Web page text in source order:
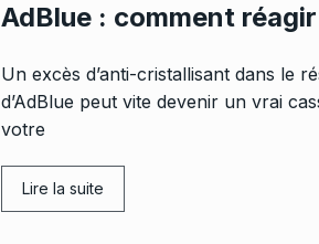
AdBlue : comment
Un excès d’anti-cristallisant dans le
d’AdBlue peut vite devenir un vrai
votre
Lire la suite